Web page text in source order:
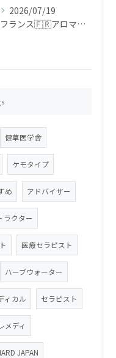
2026/07/19
フランス🇫🇷アロマ研修ツアー𝗱𝗮𝘆𝟭
健草医学舎
ケモタイプ
め アドバイザー
ラクター
医療セラピスト
ハーブウォーター
ィカル セラピスト
メディ
JAPAN